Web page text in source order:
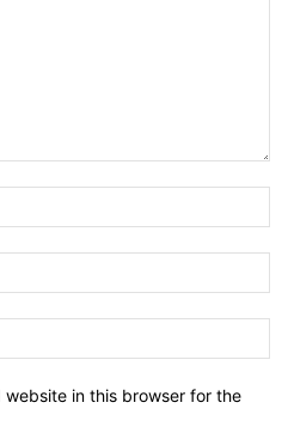
website in this browser for the